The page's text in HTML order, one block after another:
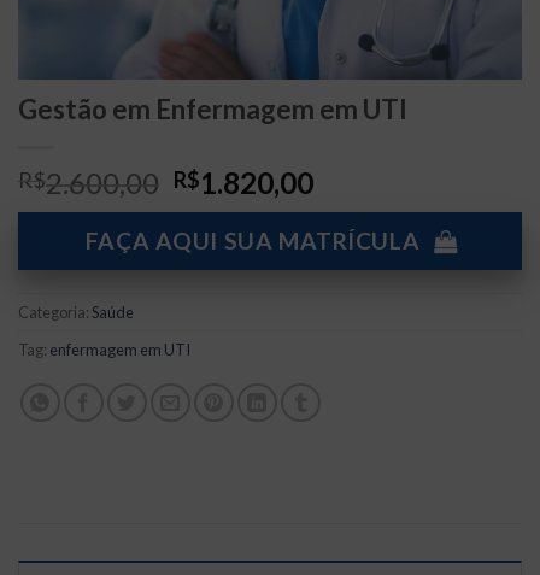
Gestão em Enfermagem em UTI
R$2.600,00 O
preço
original
era:
R$1.820,00O
preço
atual
é:
FAÇA AQUI SUA MATRÍCULA
Categoria: Saúde
Tag: enfermagem em UTI